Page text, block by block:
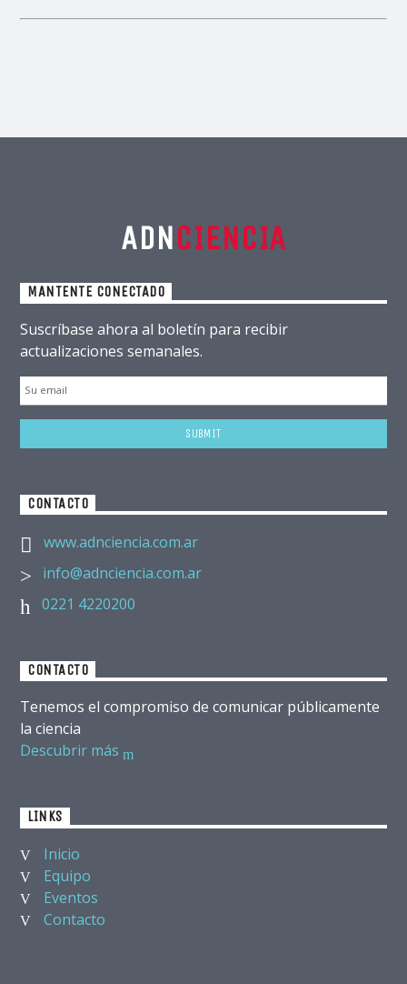
ADNCIENCIA
MANTENTE CONECTADO
Suscríbase ahora al boletín para recibir
actualizaciones semanales.
CONTACTO
www.adnciencia.com.ar
info@adnciencia.com.ar
0221 4220200
CONTACTO
Tenemos el compromiso de comunicar públicamente
la ciencia
Descubrir más
LINKS
Inicio
Equipo
Eventos
Contacto